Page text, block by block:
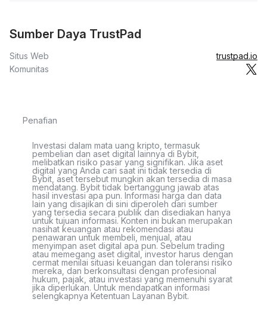
Sumber Daya TrustPad
Situs Web
trustpad.io
Komunitas
Penafian
Investasi dalam mata uang kripto, termasuk
pembelian dan aset digital lainnya di Bybit,
melibatkan risiko pasar yang signifikan. Jika aset
digital yang Anda cari saat ini tidak tersedia di
Bybit, aset tersebut mungkin akan tersedia di masa
mendatang. Bybit tidak bertanggung jawab atas
hasil investasi apa pun. Informasi harga dan data
lain yang disajikan di sini diperoleh dari sumber
yang tersedia secara publik dan disediakan hanya
untuk tujuan informasi. Konten ini bukan merupakan
nasihat keuangan atau rekomendasi atau
penawaran untuk membeli, menjual, atau
menyimpan aset digital apa pun. Sebelum trading
atau memegang aset digital, investor harus dengan
cermat menilai situasi keuangan dan toleransi risiko
mereka, dan berkonsultasi dengan profesional
hukum, pajak, atau investasi yang memenuhi syarat
jika diperlukan. Untuk mendapatkan informasi
selengkapnya Ketentuan Layanan Bybit.